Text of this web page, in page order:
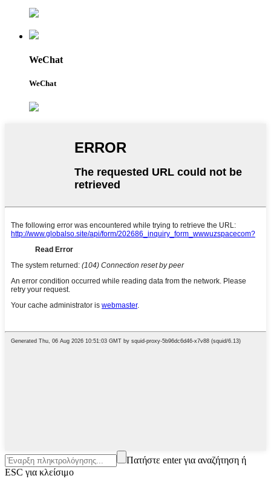
WeChat
WeChat
Πατήστε enter για αναζήτηση ή
ESC για κλείσιμο